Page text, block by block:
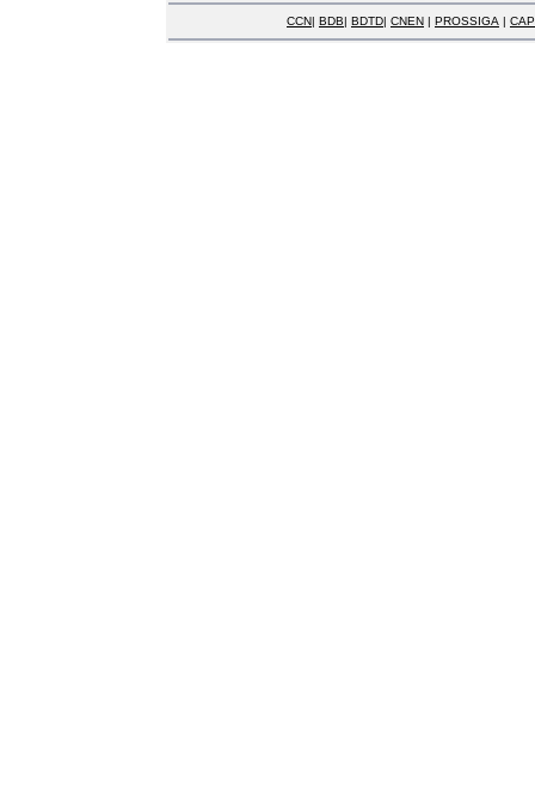
CCN| BDB| BDTD| CNEN | PROSSIGA |